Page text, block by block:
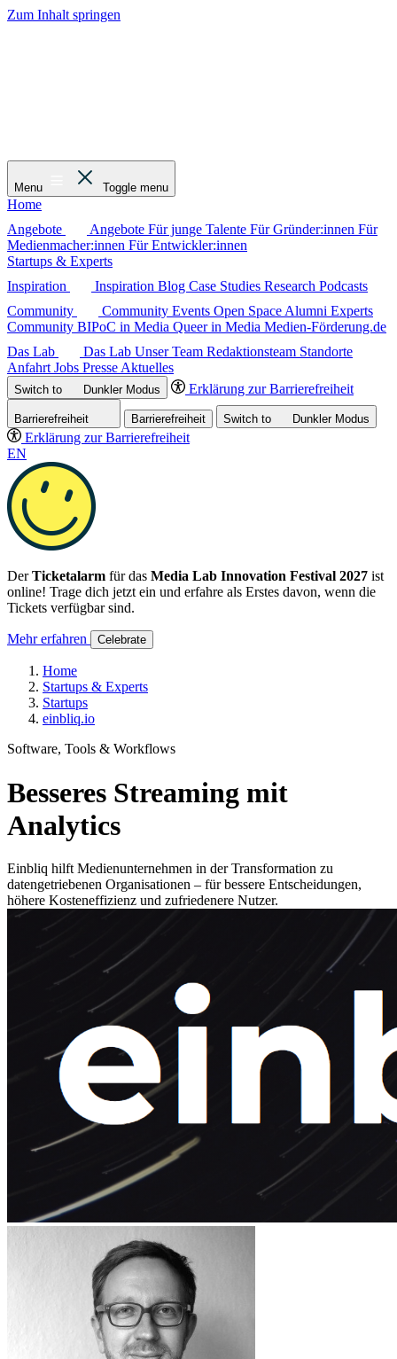
Zum Inhalt springen
Menu Toggle menu
Home
Angebote
Angebote Für junge Talente Für Gründer:innen Für
Medienmacher:innen Für Entwickler:innen
Startups & Experts
Inspiration
Inspiration Blog Case Studies Research Podcasts
Community
Community Events Open Space Alumni Experts
Community BIPoC in Media Queer in Media Medien-Förderung.de
Das Lab
Das Lab Unser Team Redaktionsteam Standorte
Anfahrt Jobs Presse Aktuelles
Switch to DunklerModus Erklärung zur Barrierefreiheit
Barrierefreiheit Barrierefreiheit Switch to DunklerModus
Erklärung zur Barrierefreiheit
EN
DerTicketalarm für das Media Lab Innovation Festival 2027 ist
online! Trage dich jetzt ein und erfahre als Erstes davon, wenn die
Tickets verfügbar sind.
Mehr erfahren Celebrate
Home
Startups & Experts
Startups
einbliq.io
Software, Tools & Workflows
Besseres Streaming mit
Analytics
Einbliq hilft Medienunternehmen in der Transformation zu
datengetriebenen Organisationen – für bessere Entscheidungen,
höhere Kosteneffizienz und zufriedenere Nutzer.